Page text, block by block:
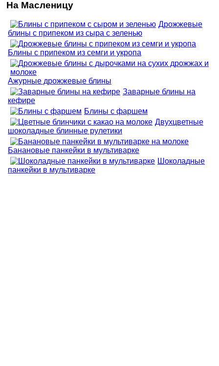
На Масленицу
Дрожжевые
блины с припеком из сыра с зеленью
Блины с припеком из семги и укропа
Ажурные дрожжевые блины
Заварные блины на
кефире
Блины с фаршем
Двухцветные
шоколадные блинные рулетики
Банановые панкейки в мультиварке
Шоколадные
панкейки в мультиварке